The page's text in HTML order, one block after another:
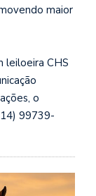
maior
leiloeira CHS
o
99739-